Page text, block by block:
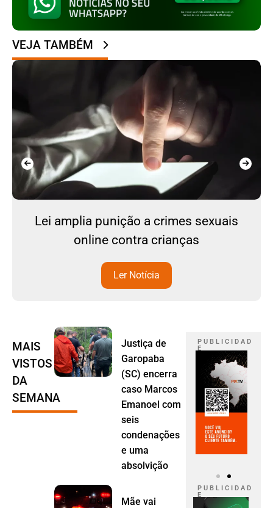
VEJA TAMBÉM
Lei amplia punição a crimes sexuais
online contra crianças
Ler Notícia
MAIS
VISTOS
DA
SEMANA
Justiça de
Garopaba
(SC) encerra
caso Marcos
Emanoel com
seis
condenações
e uma
absolvição
Mãe vai
P U B L I C I D A D
E
P U B L I C I D A D
E